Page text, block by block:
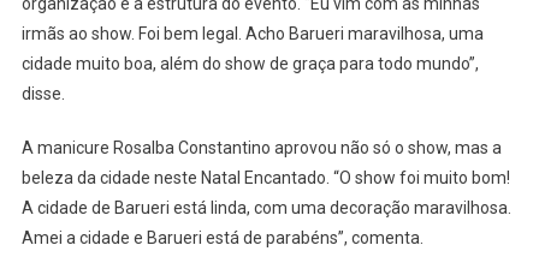
irmãs ao show. Foi bem legal. Acho Barueri maravilhosa, uma
cidade muito boa, além do show de graça para todo mundo”,
disse.
A manicure Rosalba Constantino aprovou não só o show, mas a
beleza da cidade neste Natal Encantado. “O show foi muito bom!
A cidade de Barueri está linda, com uma decoração maravilhosa.
Amei a cidade e Barueri está de parabéns”, comenta.